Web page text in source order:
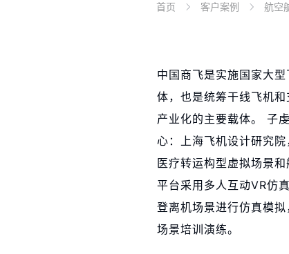
首页 客户案例 航空
中国商飞是实施国家大
体，也是统筹干线飞机
产业化的主要载体。 子
心：上海飞机设计研究
医疗转运构型虚拟场景
平台采用多人互动VR仿
登离机场景进行仿真模
场景培训演练。